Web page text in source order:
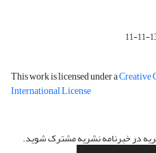
This work is licensed under aCreative
International License
در خبرنامه نشریه مشترک شوید.